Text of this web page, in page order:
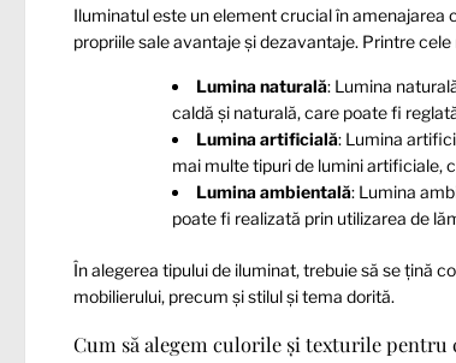
Iluminatul este un element crucial în
propriile sale avantaje și dezavantaje. Printre
Lumina naturală: Lumina
caldă și naturală, care poate fi
Lumina artificială: Lumina
mai multe tipuri de lumini artificiale,
Lumina ambientală: Lumina
poate fi realizată prin utilizarea de
În alegerea tipului de iluminat, trebuie să se țină
mobilierului, precum și stilul și tema dorită.
Cum să alegem culorile și texturile pentru